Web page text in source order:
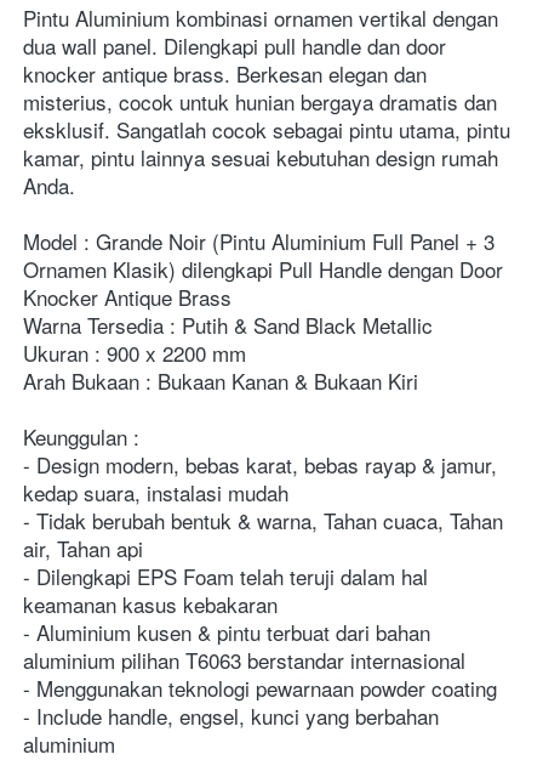
Pintu Aluminium kombinasi ornamen vertikal dengan
dua wall panel. Dilengkapi pull handle dan door
knocker antique brass. Berkesan elegan dan
misterius, cocok untuk hunian bergaya dramatis dan
eksklusif. Sangatlah cocok sebagai pintu utama, pintu
kamar, pintu lainnya sesuai kebutuhan design rumah
Anda.
Model : Grande Noir (Pintu Aluminium Full Panel + 3
Ornamen Klasik) dilengkapi Pull Handle dengan Door
Knocker Antique Brass
Warna Tersedia : Putih & Sand Black Metallic
Ukuran : 900 x 2200 mm
Arah Bukaan : Bukaan Kanan & Bukaan Kiri
Keunggulan :
- Design modern, bebas karat, bebas rayap & jamur,
kedap suara, instalasi mudah
- Tidak berubah bentuk & warna, Tahan cuaca, Tahan
air, Tahan api
- Dilengkapi EPS Foam telah teruji dalam hal
keamanan kasus kebakaran
- Aluminium kusen & pintu terbuat dari bahan
aluminium pilihan T6063 berstandar internasional
- Menggunakan teknologi pewarnaan powder coating
- Include handle, engsel, kunci yang berbahan
aluminium